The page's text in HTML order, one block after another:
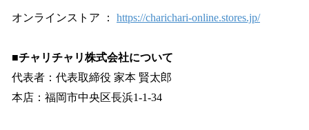
オンラインストア ： https://charichari-online.stores.jp/
■チャリチャリ株式会社について
代表者：代表取締役 家本 賢太郎
本店：福岡市中央区長浜1-1-34